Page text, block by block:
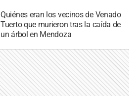
Quiénes eran los vecinos de Venado
Tuerto que murieron tras la caída de
un árbol en Mendoza